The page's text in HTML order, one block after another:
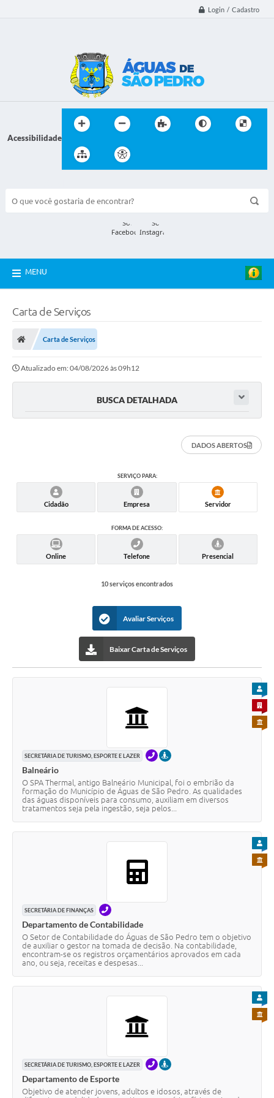
Login / Cadastro
Acessibilidade
MENU
Carta de Serviços
Carta de Serviços
Atualizado em: 04/08/2026 às 09h12
BUSCA DETALHADA
DADOS ABERTOS
SERVIÇO PARA:
Cidadão Empresa Servidor
FORMA DE ACESSO:
Online Telefone Presencial
10 serviços encontrados
Avaliar Serviços
Baixar Carta de Serviços
SECRETÁRIA DE TURISMO, ESPORTE E LAZER TELEFONEPRESENCIAL
Balneário
O SPA Thermal, antigo Balneário Municipal, foi o embrião da
formação do Município de Águas de São Pedro. As qualidades
das águas disponíveis para consumo, auxiliam em diversos
tratamentos seja pela ingestão, seja pelos...
PARA
PARA
SECRETÁRIA DE FINANÇAS TELEFONE
Departamento de Contabilidade
O Setor de Contabilidade do Águas de São Pedro tem o objetivo
de auxiliar o gestor na tomada de decisão. Na contabilidade,
encontram-se os registros orçamentários aprovados em cada
ano, ou seja, receitas e despesas...
PARA
SECRETÁRIA DE TURISMO, ESPORTE E LAZER TELEFONEPRESENCIAL
Departamento de Esporte
Objetivo de atender jovens, adultos e idosos, através de
PARA